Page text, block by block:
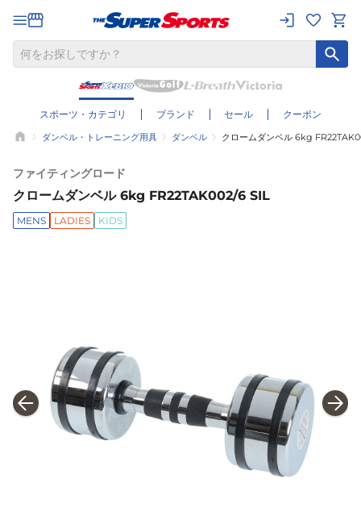
スポーツ・カテゴリ ブランド セール クーポン
ダンベル・トレーニング用具 ダンベル クロームダンベル 6kg
ファイティングロード
クロームダンベル 6kg FR22TAK002/6 SIL
MENS LADIES KIDS